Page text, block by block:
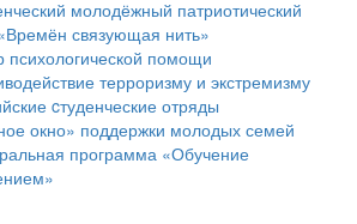
молодёжный патриотический
связующая нить»
психологической помощи
терроризму и экстремизму
cтуденческие отряды
окно» поддержки молодых семей
программа «Обучение